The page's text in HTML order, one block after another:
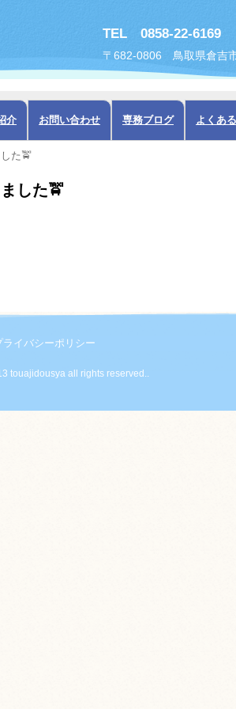
TEL 0858-22-6169
〒682-0806 鳥取県倉吉
介 お問い合わせ 専務ブログ よくあ
た🚖
した🚖
ライバシーポリシー
touajidousya all rights reserved..